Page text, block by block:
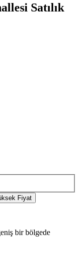
Satılık
Fiyat
bir bölgede